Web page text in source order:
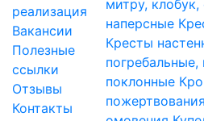
реализация
Вакансии
Полезные
ссылки
Отзывы
Контакты
митру,
наперсные
Кресты
поклонные
пожертвования